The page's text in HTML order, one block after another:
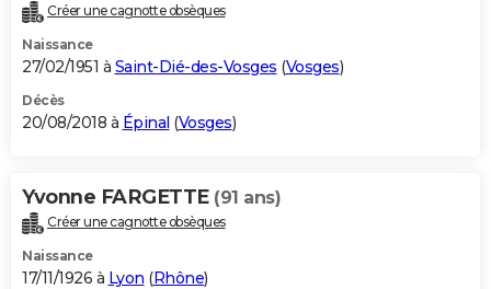
Créer une cagnotte obsèques
Naissance
27/02/1951 à Saint-Dié-des-Vosges (Vosges)
Décès
20/08/2018 à Épinal (Vosges)
Yvonne FARGETTE (91 ans)
Créer une cagnotte obsèques
Naissance
17/11/1926 à Lyon (Rhône)